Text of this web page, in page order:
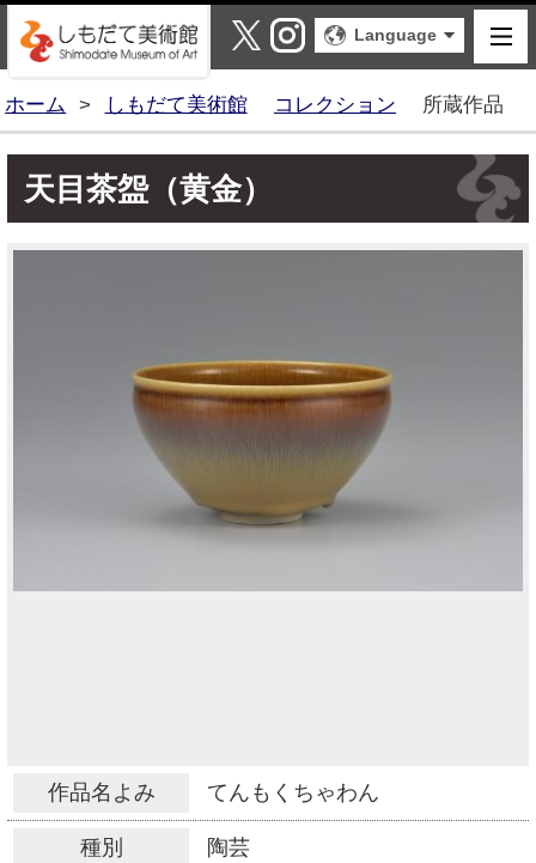
しもだて美術館
X Instagram
Language
ホーム > しもだて美術館 コレクション 所蔵作品
天目茶盌（黄金）
作品名よみ てんもくちゃわん
種別 陶芸